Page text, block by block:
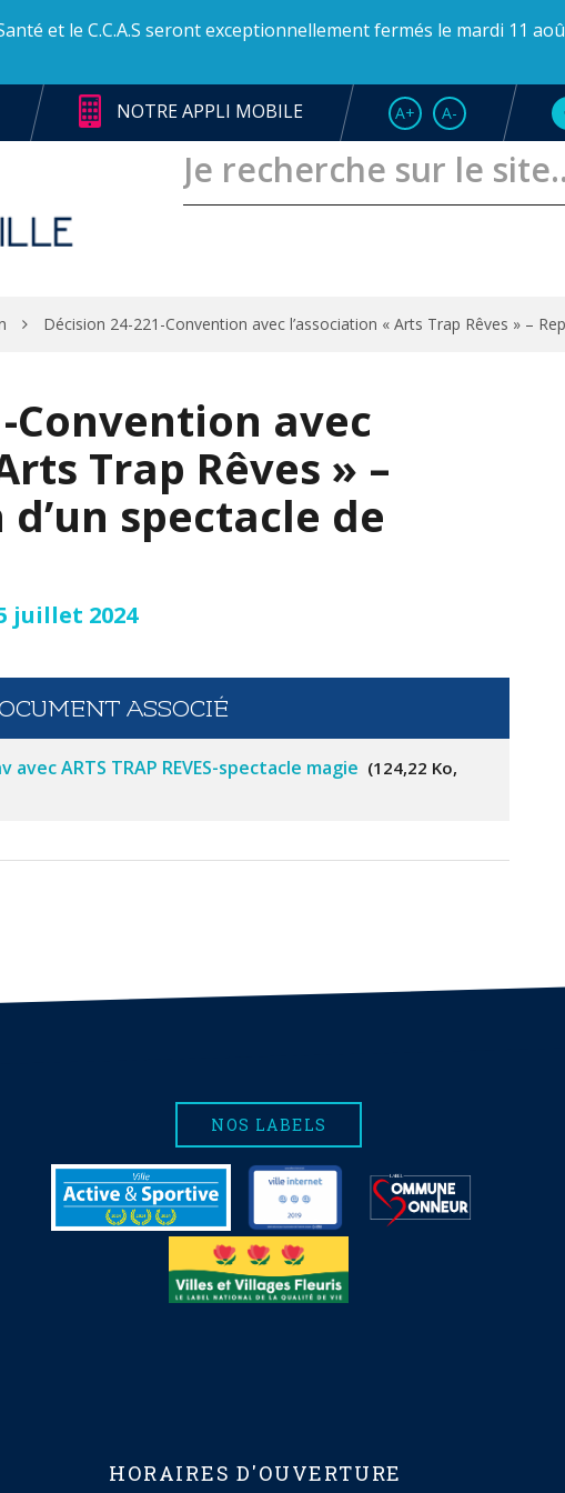
et le C.C.A.S seront exceptionnellement fermés le mardi 11
NOTRE APPLI MOBILE A+AUGMENTER LA
A-RÉDUIRE LA
Décision 24-221-Convention avec l’association « Arts Trap Rêves » –
Convention avec
Trap Rêves » –
spectacle de
juillet 2024
ASSOCIÉ
avec ARTS TRAP REVES-spectacle magie
124,22 Ko,
NOS LABELS
HORAIRES D'OUVERTURE